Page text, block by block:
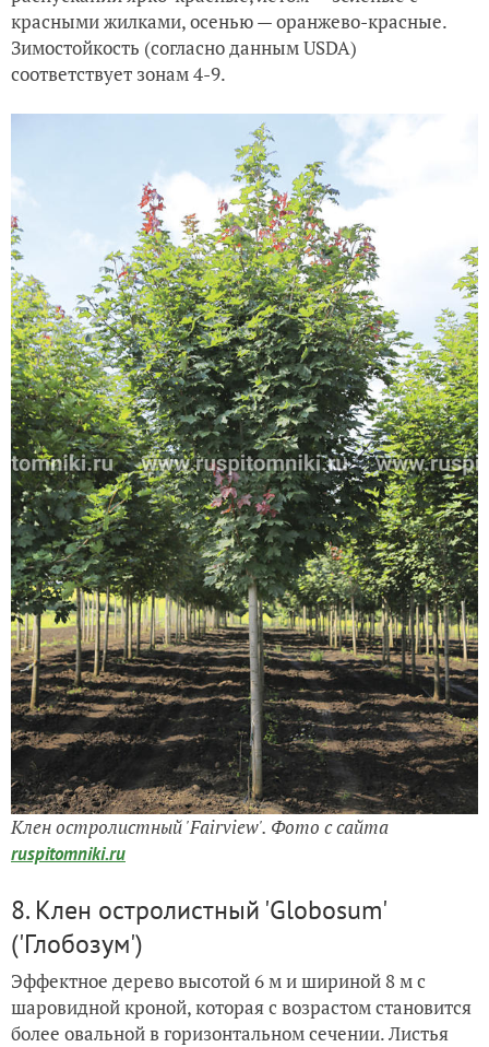
красными жилками, осенью — оранжево-красные.
Зимостойкость (согласно данным USDA)
соответствует зонам 4-9.
Клен остролистный 'Fairview'. Фото с сайта
ruspitomniki.ru
8. Клен остролистный 'Globosum'
('Глобозум')
Эффектное дерево высотой 6 м и шириной 8 м с
шаровидной кроной, которая с возрастом становится
более овальной в горизонтальном сечении. Листья